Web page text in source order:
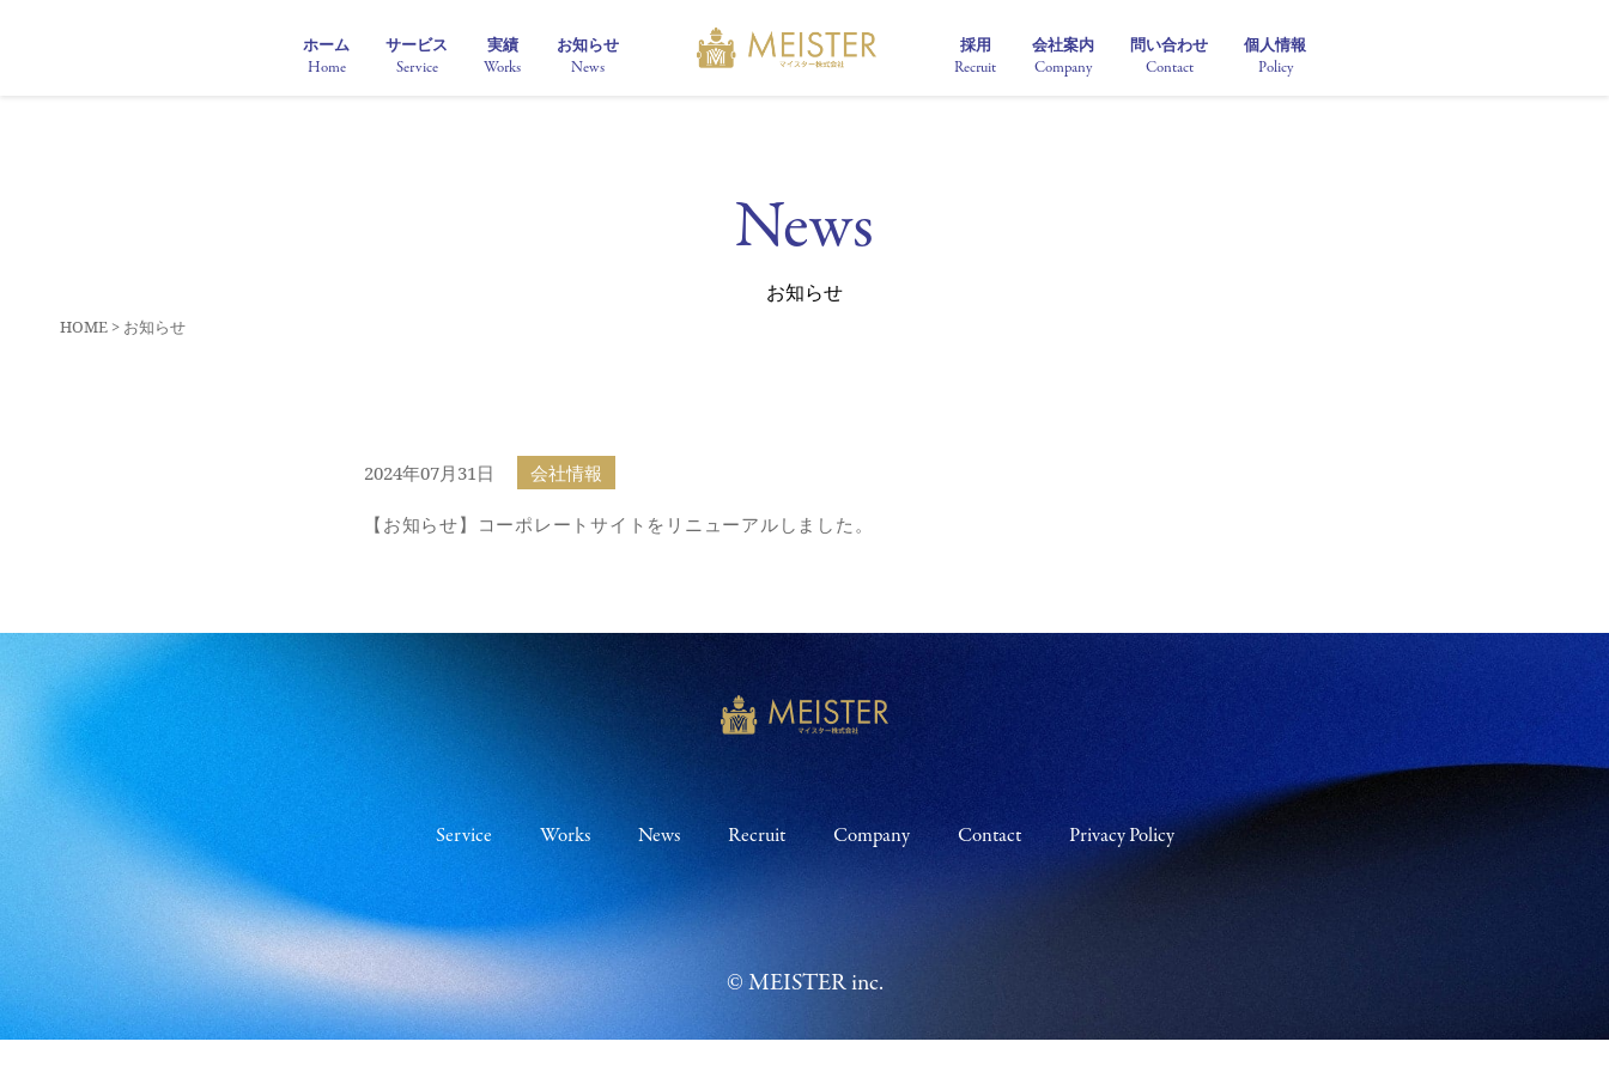
ホーム
Home
サービス
Service
実績
Works
お知らせ
News
採用
Recruit
会社案内
Company
問い合わせ
Contact
個人情報
Policy
News
お知らせ
HOME > お知らせ
2024年07月31日 会社情報
【お知らせ】コーポレートサイトをリニューアルしました。
Service Works News Recruit Company Contact Privacy Policy
© MEISTER inc.